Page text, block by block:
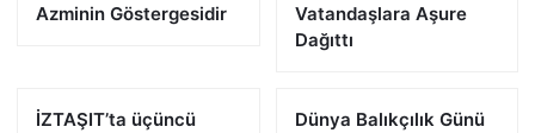
Azminin Göstergesidir
Vatandaşlara Aşure
Dağıttı
İZTAŞIT’ta üçüncü
Dünya Balıkçılık Günü